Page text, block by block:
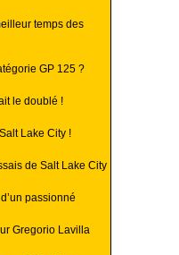
temps des
GP 125 ?
le doublé !
Lake City !
de Salt Lake City
passionné
Gregorio Lavilla